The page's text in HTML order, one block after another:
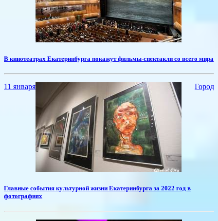
​В кинотеатрах Екатеринбурга покажут фильмы-спектакли со всего мира
11 января Город
​Главные события культурной жизни Екатеринбурга за 2022 год в
фотографиях